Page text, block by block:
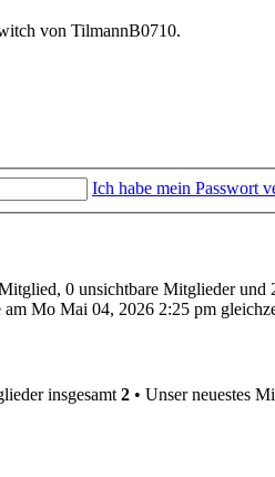
von TilmannB0710.
Ich habe mein Passwort
0 unsichtbare Mitglieder
am Mo Mai 04, 2026 2:25 pm
insgesamt 2 • Unser neuestes